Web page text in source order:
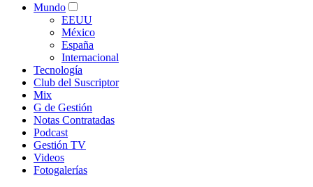
Mundo
EEUU
México
España
Internacional
Tecnología
Club del Suscriptor
Mix
G de Gestión
Notas Contratadas
Podcast
Gestión TV
Videos
Fotogalerías